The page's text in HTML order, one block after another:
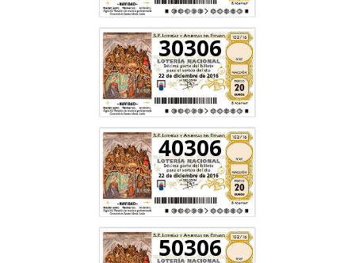
30306
40306
50306